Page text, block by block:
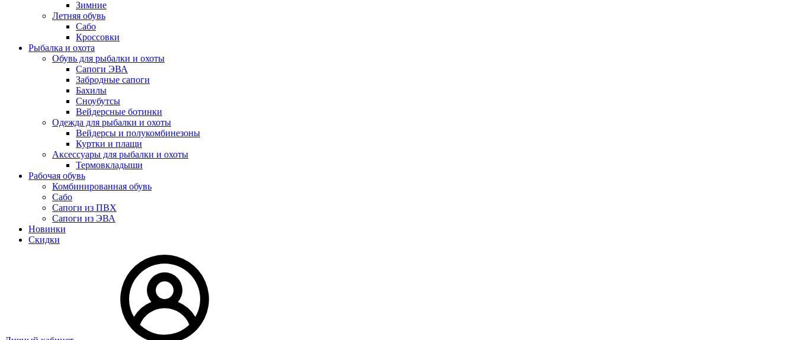
Зимние
Летняя обувь
Сабо
Кроссовки
Рыбалка и охота
Обувь для рыбалки и охоты
Сапоги ЭВА
Забродные сапоги
Бахилы
Сноубутсы
Вейдерсные ботинки
Одежда для рыбалки и охоты
Вейдерсы и полукомбинезоны
Куртки и плащи
Аксессуары для рыбалки и охоты
Термовкладыши
Рабочая обувь
Комбинированная обувь
Сабо
Сапоги из ПВХ
Сапоги из ЭВА
Новинки
Скидки